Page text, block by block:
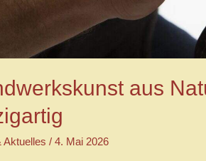
aus
Aktuelles / 4. Mai 2026